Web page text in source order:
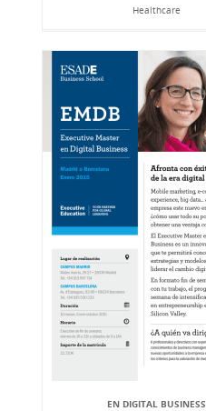
Healthcare
EN DIGITAL BUSINESS